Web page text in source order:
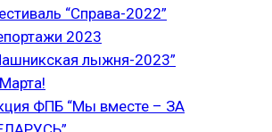
“Справа-2022”
2023
лыжня-2023”
ФПБ “Мы вместе – ЗА